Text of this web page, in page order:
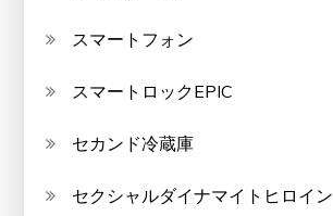
スマートフォン
スマートロックEPIC
セカンド冷蔵庫
セクシャルダイナマイトヒロイン